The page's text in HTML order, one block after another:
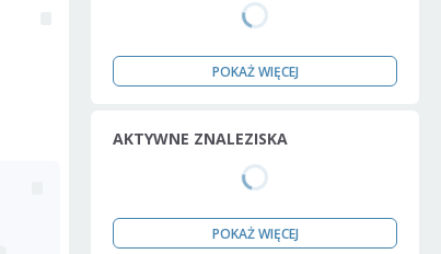
POKAŻ WIĘCEJ
AKTYWNE ZNALEZISKA
POKAŻ WIĘCEJ